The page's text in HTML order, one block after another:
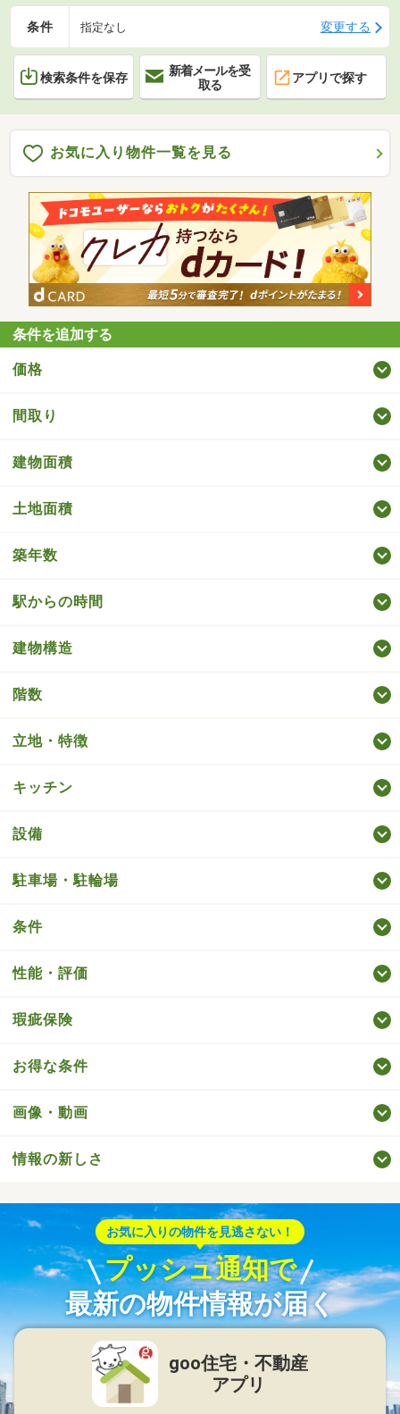
条件 指定なし 変更する
検索条件を保存
新着メールを受
取る
アプリで探す
お気に入り物件一覧を見る
条件を追加する
価格
間取り
建物面積
土地面積
築年数
駅からの時間
建物構造
階数
立地・特徴
キッチン
設備
駐車場・駐輪場
条件
性能・評価
瑕疵保険
お得な条件
画像・動画
情報の新しさ
お気に入りの物件を見逃さない！
プッシュ通知で
最新の物件情報が届く
goo住宅・不動産
アプリ